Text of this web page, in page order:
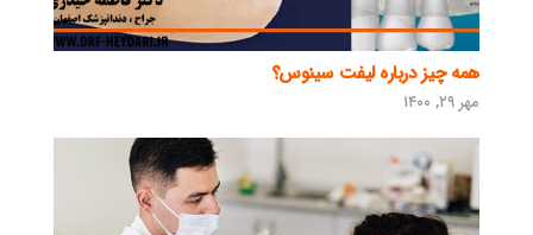
همه چیز درباره لیفت سینوس؟
مهر ۲۹, ۱۴۰۰